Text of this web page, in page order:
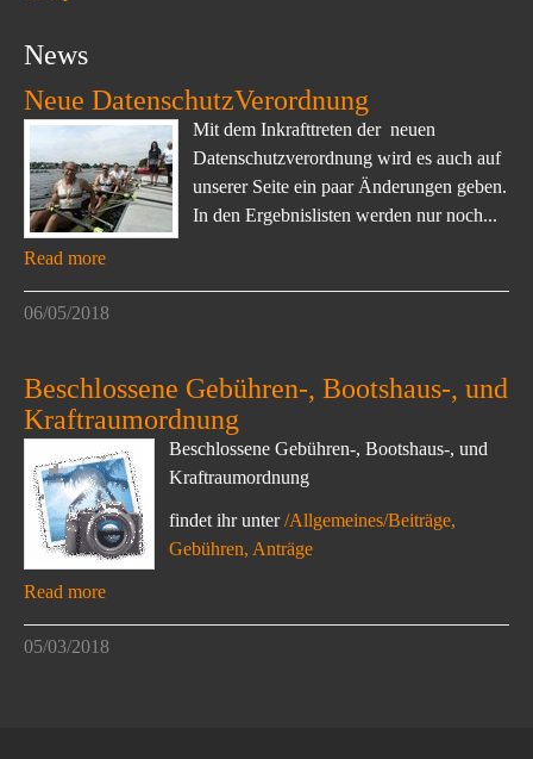
News
Neue DatenschutzVerordnung
Mit dem Inkrafttreten der neuen
Datenschutzverordnung wird es auch auf
unserer Seite ein paar Änderungen geben.
In den Ergebnislisten werden nur noch...
Read more
06/05/2018
Beschlossene Gebühren-, Bootshaus-, und
Kraftraumordnung
Beschlossene Gebühren-, Bootshaus-, und
Kraftraumordnung
findet ihr unter/Allgemeines/Beiträge,
Gebühren, Anträge
Read more
05/03/2018